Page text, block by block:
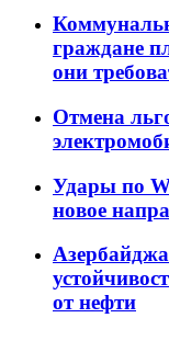
граждане
они
Отмена
Удары по
новое
от нефти